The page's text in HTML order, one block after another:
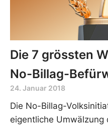
Die 7 grössten
No-Billag-
24. Januar 2018
Die No-Billag-
eigentliche Umwälzung